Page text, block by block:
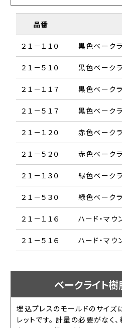
品番
２１－１１０ 黒色ベークラ
２１－５１０ 黒色ベークラ
２１－１１７ 黒色ベーク
２１－５１７ 黒色ベーク
２１－１２０ 赤色ベークラ
２１－５２０ 赤色ベークラ
２１－１３０ 緑色ベークラ
２１－５３０ 緑色ベークラ
２１－１１６ ハード・マ
２１－５１６ ハード・マ
ベークライト樹
埋込プレスのモールドのサイズ
レットです。 計量の必要がなく